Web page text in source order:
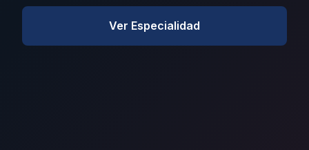
Ver Especialidad